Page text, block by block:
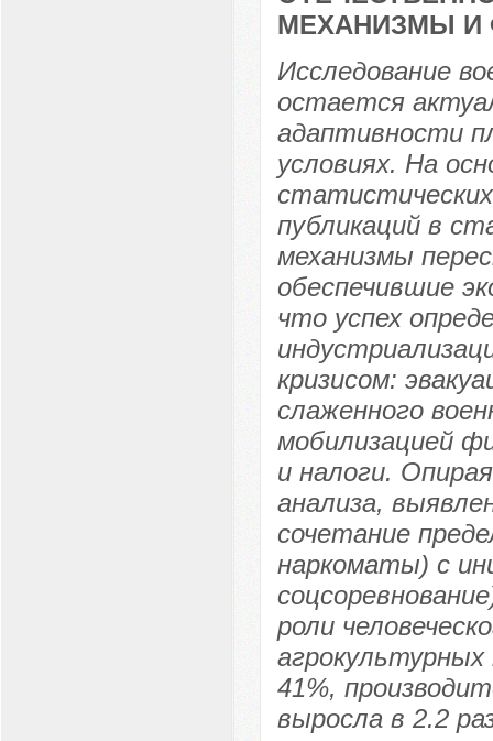
МЕХАНИЗМЫ И
Исследование
остается
адаптивности
условиях. На
публикаций в
механизмы
обеспечившие
что успех
кризисом:
слаженного
мобилизацией
и налоги.
анализа,
сочетание
наркоматы) с
роли
41%,
выросла в 2.2